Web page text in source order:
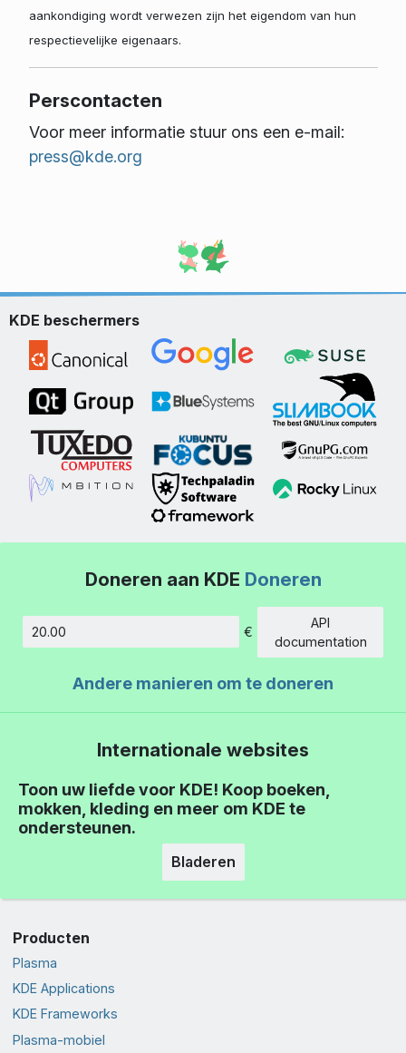
aankondiging wordt verwezen zijn het eigendom van hun
respectievelijke eigenaars.
Perscontacten
Voor meer informatie stuur ons een e-mail:
press@kde.org
KDE beschermers
Doneren aan KDE Doneren
Hoeveelheid
€
API
documentation
Andere manieren om te doneren
Internationale websites
Toon uw liefde voor KDE! Koop boeken,
mokken, kleding en meer om KDE te
ondersteunen.
Bladeren
Producten
Plasma
KDE Applications
KDE Frameworks
Plasma-mobiel